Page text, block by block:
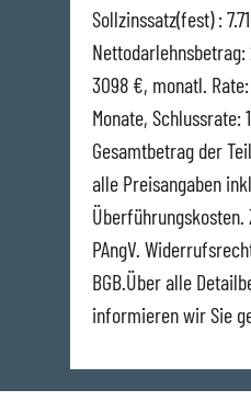
Sollzinssatz(fest) :
Nettodarlehnsbetrag:
3098 €, monatl.
Monate, Schlussrate:
Gesamtbetrag der
alle Preisangaben
Überführungskosten.
PAngV.
BGB.Über alle
informieren wir Sie